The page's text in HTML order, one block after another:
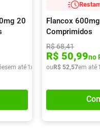
20
em até 1x de R$ 29,49
Flancox
Comprimidos
R$68,41
R$ 50,99no
ou R$ 52,57em até